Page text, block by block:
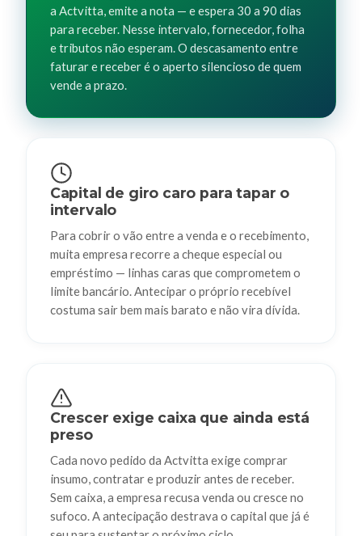
a Actvitta, emite a nota — e espera 30 a 90 dias
para receber. Nesse intervalo, fornecedor, folha
e tributos não esperam. O descasamento entre
faturar e receber é o aperto silencioso de quem
vende a prazo.
Capital de giro caro para tapar o
intervalo
Para cobrir o vão entre a venda e o recebimento,
muita empresa recorre a cheque especial ou
empréstimo — linhas caras que comprometem o
limite bancário. Antecipar o próprio recebível
costuma sair bem mais barato e não vira dívida.
Crescer exige caixa que ainda está
preso
Cada novo pedido da Actvitta exige comprar
insumo, contratar e produzir antes de receber.
Sem caixa, a empresa recusa venda ou cresce no
sufoco. A antecipação destrava o capital que já é